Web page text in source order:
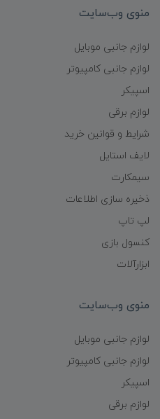
منوی وب‌سایت
لوازم جانبی موبایل
لوازم جانبی کامپیوتر
اسپیکر
لوازم برقی
شرایط و قوانین خرید
لایف استایل
سیمکارت
ذخیره سازی اطلاعات
لپ تاپ
کنسول بازی
ابزارآلات
منوی وب‌سایت
لوازم جانبی موبایل
لوازم جانبی کامپیوتر
اسپیکر
لوازم برقی